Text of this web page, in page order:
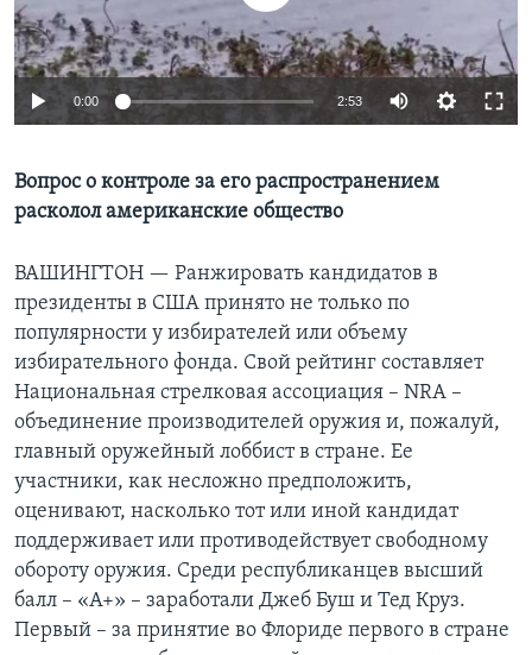
Learning English
СОЦИАЛЬНЫЕ СЕТИ
Языки
0:00 2:53
Вопрос о контроле за его распространением
расколол американские общество
ВАШИНГТОН — Ранжировать кандидатов в
президенты в США принято не только по
популярности у избирателей или объему
избирательного фонда. Свой рейтинг составляет
Национальная стрелковая ассоциация – NRA –
объединение производителей оружия и, пожалуй,
главный оружейный лоббист в стране. Ее
участники, как несложно предположить,
оценивают, насколько тот или иной кандидат
поддерживает или противодействует свободному
обороту оружия. Среди республиканцев высший
балл – «A+» – заработали Джеб Буш и Тед Круз.
Первый – за принятие во Флориде первого в стране